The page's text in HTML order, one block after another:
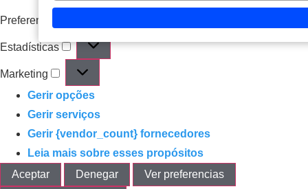
Preferencias
Estadísticas
Marketing
Gerir opções
Gerir serviços
Gerir {vendor_count} fornecedores
Leia mais sobre esses propósitos
Aceptar
Denegar
Ver preferencias
correo
electrónico